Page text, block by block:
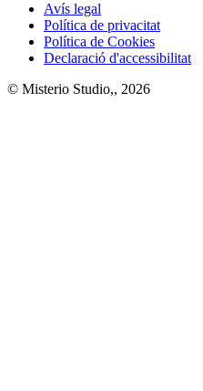
Avís legal
Política de privacitat
Política de Cookies
Declaració d'accessibilitat
© Misterio Studio,, 2026